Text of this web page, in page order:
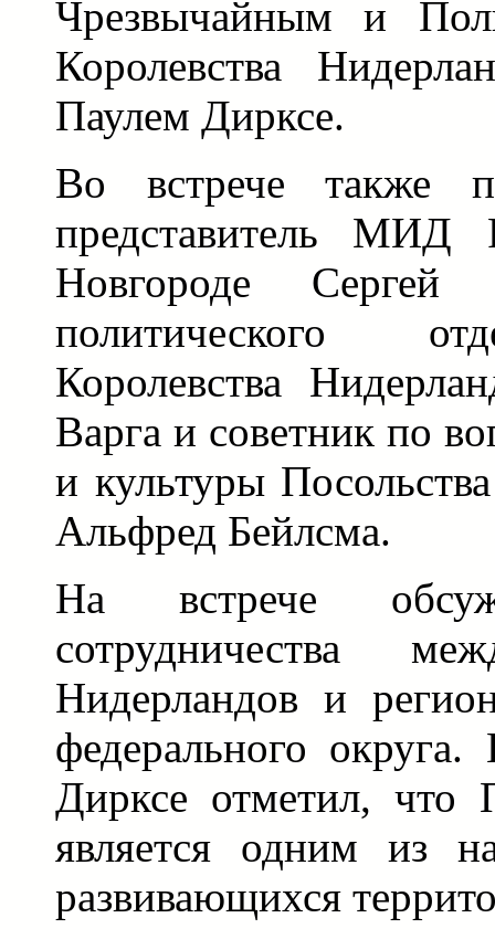
Чрезвычайным и
Королевства
Паулем Дирксе.
Во встрече также
представитель
Новгороде Сергей
политического
Королевства
Варга и советник по
и культуры
Альфред Бейлсма.
На встрече
сотрудничества
Нидерландов и
федерального
Дирксе отметил, что
является одним из
развивающихся